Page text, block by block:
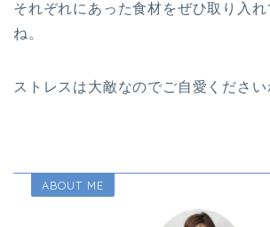
それぞれにあった食材をぜひ取り入
ね。
ストレスは大敵なのでご自愛ください
ABOUT ME